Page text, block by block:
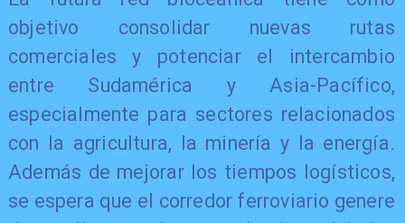
objetivo consolidar nuevas rutas
comerciales y potenciar el intercambio
entre Sudamérica y Asia-Pacífico,
especialmente para sectores relacionados
con la agricultura, la minería y la energía.
Además de mejorar los tiempos logísticos,
se espera que el corredor ferroviario genere